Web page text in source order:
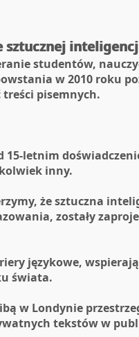
sztucznej
studentów,
w 2010 roku
pisemnych.
15-letnim
inny.
że sztuczna
zostały
językowe,
świata.
w Londynie
tekstów w